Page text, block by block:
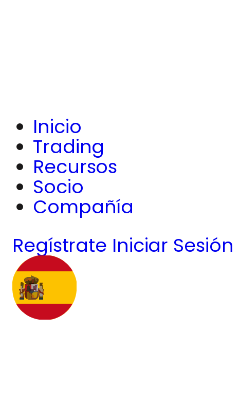
Inicio
Trading
Recursos
Socio
Compañía
Regístrate Iniciar Sesión